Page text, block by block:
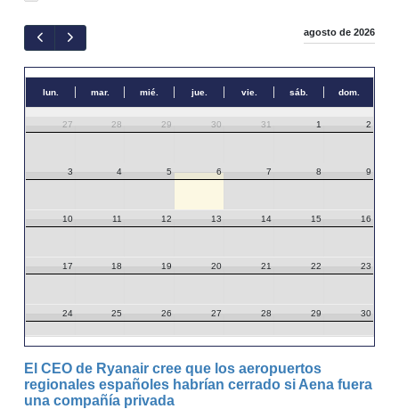
agosto de 2026
lun. mar. mié. jue. vie. sáb. dom.
27 28 29 30 31 1 2
3 4 5 6 7 8 9
10 11 12 13 14 15 16
17 18 19 20 21 22 23
24 25 26 27 28 29 30
El CEO de Ryanair cree que los aeropuertos
regionales españoles habrían cerrado si Aena fuera
una compañía privada